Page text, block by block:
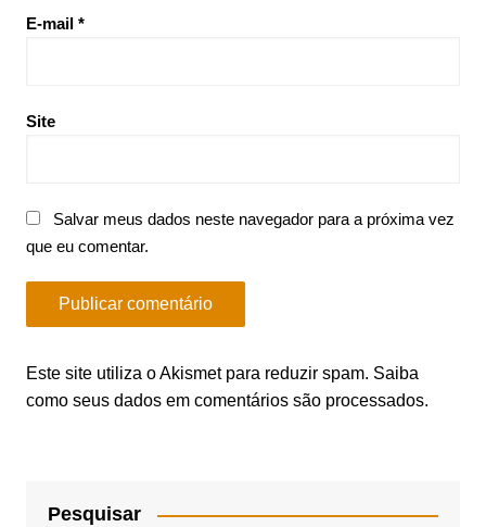
E-mail *
Site
Salvar meus dados neste navegador para a próxima vez
que eu comentar.
Este site utiliza o Akismet para reduzir spam. Saiba
como seus dados em comentários são processados.
Pesquisar